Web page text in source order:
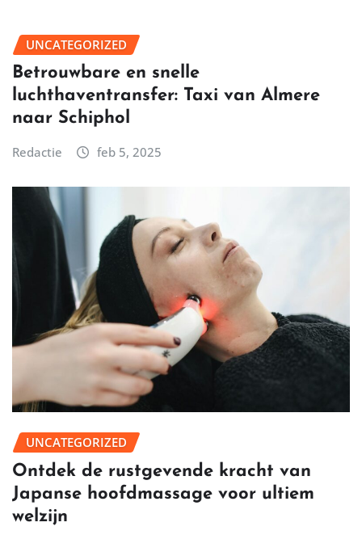
UNCATEGORIZED
Betrouwbare en snelle
luchthaventransfer: Taxi van Almere
naar Schiphol
Redactie feb 5, 2025
UNCATEGORIZED
Ontdek de rustgevende kracht van
Japanse hoofdmassage voor ultiem
welzijn